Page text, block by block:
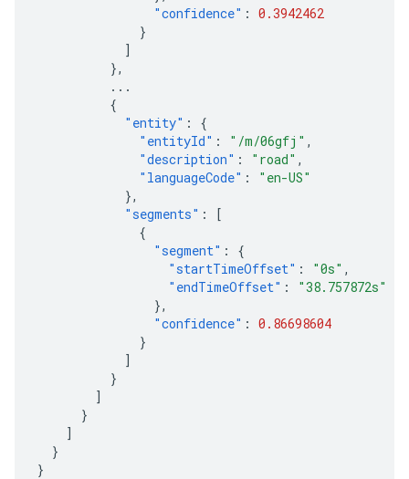
"confidence" : 0.3942462
}
]
},
...
{
"entity" :
{
"entityId" : "/m/06gfj" ,
"description" : "road" ,
"languageCode" :
"en-US"
},
"segments" :
[
{
"segment" :
{
"startTimeOffset" : "0s" ,
"endTimeOffset" :
"38.757872s"
},
"confidence" : 0.86698604
}
]
}
]
}
]
}
}